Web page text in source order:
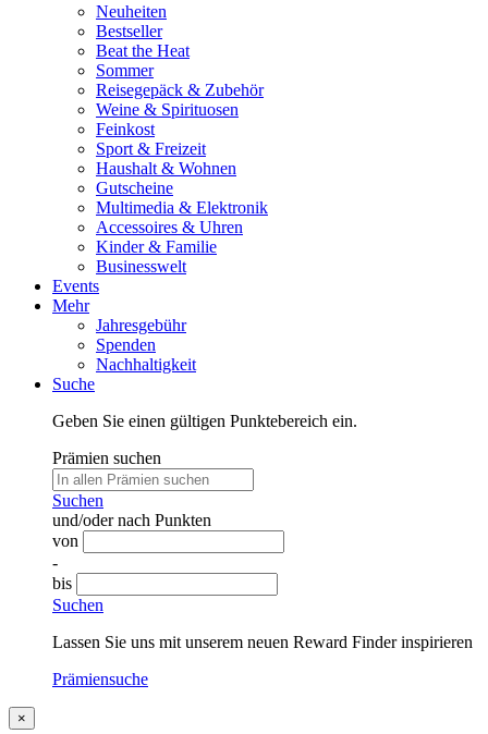
Neuheiten
Bestseller
Beat the Heat
Sommer
Reisegepäck & Zubehör
Weine & Spirituosen
Feinkost
Sport & Freizeit
Haushalt & Wohnen
Gutscheine
Multimedia & Elektronik
Accessoires & Uhren
Kinder & Familie
Businesswelt
Events
Mehr
Jahresgebühr
Spenden
Nachhaltigkeit
Suche
Geben Sie einen gültigen Punktebereich ein.
Prämien suchen
Suchen
und/oder nach Punkten
von
-
bis
Suchen
Lassen Sie uns mit unserem neuen Reward Finder inspirieren
Prämiensuche
×